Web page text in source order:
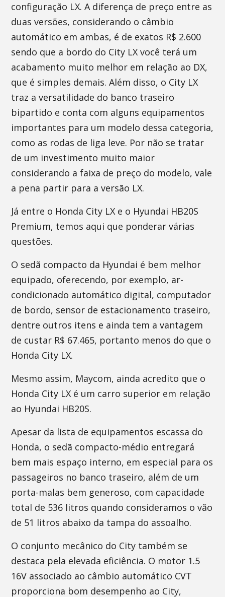
configuração LX. A diferença de preço entre as
duas versões, considerando o câmbio
automático em ambas, é de exatos R$ 2.600
sendo que a bordo do City LX você terá um
acabamento muito melhor em relação ao DX,
que é simples demais. Além disso, o City LX
traz a versatilidade do banco traseiro
bipartido e conta com alguns equipamentos
importantes para um modelo dessa categoria,
como as rodas de liga leve. Por não se tratar
de um investimento muito maior
considerando a faixa de preço do modelo, vale
a pena partir para a versão LX.
Já entre o Honda City LX e o Hyundai HB20S
Premium, temos aqui que ponderar várias
questões.
O sedã compacto da Hyundai é bem melhor
equipado, oferecendo, por exemplo, ar-
condicionado automático digital, computador
de bordo, sensor de estacionamento traseiro,
dentre outros itens e ainda tem a vantagem
de custar R$ 67.465, portanto menos do que o
Honda City LX.
Mesmo assim, Maycom, ainda acredito que o
Honda City LX é um carro superior em relação
ao Hyundai HB20S.
Apesar da lista de equipamentos escassa do
Honda, o sedã compacto-médio entregará
bem mais espaço interno, em especial para os
passageiros no banco traseiro, além de um
porta-malas bem generoso, com capacidade
total de 536 litros quando consideramos o vão
de 51 litros abaixo da tampa do assoalho.
O conjunto mecânico do City também se
destaca pela elevada eficiência. O motor 1.5
16V associado ao câmbio automático CVT
proporciona bom desempenho ao City,